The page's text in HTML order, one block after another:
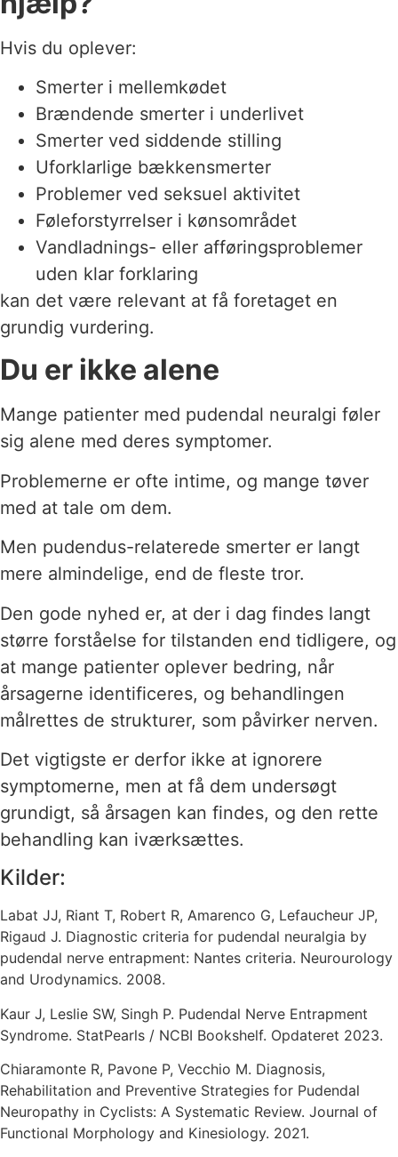
Hvis du oplever:
Smerter i mellemkødet
Brændende smerter i underlivet
Smerter ved siddende stilling
Uforklarlige bækkensmerter
Problemer ved seksuel aktivitet
Føleforstyrrelser i kønsområdet
Vandladnings- eller afføringsproblemer
uden klar forklaring
kan det være relevant at få foretaget en
grundig vurdering.
Du er ikke alene
Mange patienter med pudendal neuralgi føler
sig alene med deres symptomer.
Problemerne er ofte intime, og mange tøver
med at tale om dem.
Men pudendus-relaterede smerter er langt
mere almindelige, end de fleste tror.
Den gode nyhed er, at der i dag findes langt
større forståelse for tilstanden end tidligere, og
at mange patienter oplever bedring, når
årsagerne identificeres, og behandlingen
målrettes de strukturer, som påvirker nerven.
Det vigtigste er derfor ikke at ignorere
symptomerne, men at få dem undersøgt
grundigt, så årsagen kan findes, og den rette
behandling kan iværksættes.
Kilder:
Labat JJ, Riant T, Robert R, Amarenco G, Lefaucheur JP,
Rigaud J. Diagnostic criteria for pudendal neuralgia by
pudendal nerve entrapment: Nantes criteria. Neurourology
and Urodynamics. 2008.
Kaur J, Leslie SW, Singh P. Pudendal Nerve Entrapment
Syndrome. StatPearls / NCBI Bookshelf. Opdateret 2023.
Chiaramonte R, Pavone P, Vecchio M. Diagnosis,
Rehabilitation and Preventive Strategies for Pudendal
Neuropathy in Cyclists: A Systematic Review. Journal of
Functional Morphology and Kinesiology. 2021.